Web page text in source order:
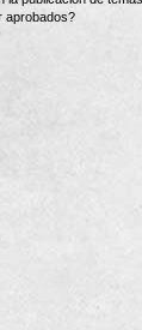
aprobados?